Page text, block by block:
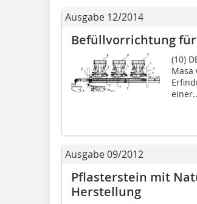
Ausgabe 12/2014
Befüllvorrichtung
(10)
Masa
Ausgabe 09/2012
Pflasterstein mit
Herstellung